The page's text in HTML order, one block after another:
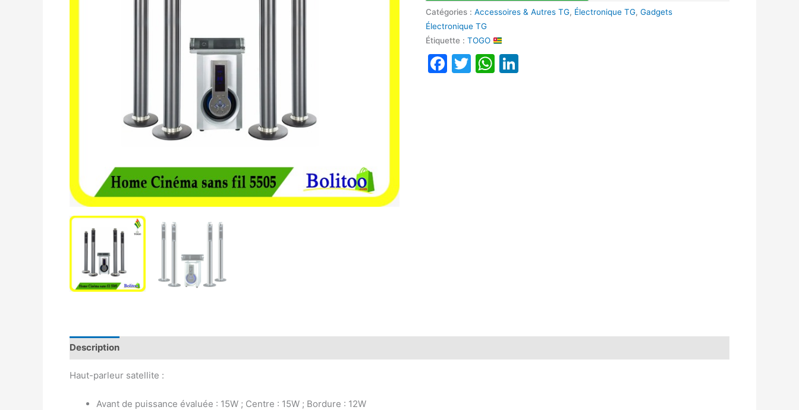
Catégories :Accessoires & Autres TG, Électronique TG,Gadgets
Électronique TG
Étiquette :TOGO
Facebook
TwitterWhatsApp
Description
Haut-parleur satellite :
Avant de puissance évaluée : 15W ; Centre : 15W ; Bordure : 12W